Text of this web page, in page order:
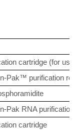
cartridge (for
Pak™ purification
Pak RNA purification
cartridge